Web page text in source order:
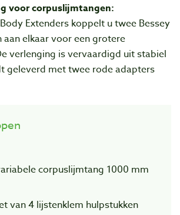
voor corpuslijmtangen:
Extenders koppelt u twee Bessey
elkaar voor een grotere
verlenging is vervaardigd uit stabiel
geleverd met twee rode adapters
corpuslijmtang 1000 mm
van 4 lijstenklem hulpstukken